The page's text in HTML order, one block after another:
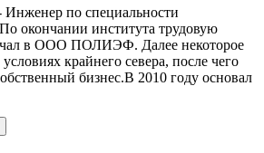
по специальности
окончании института трудовую
в ООО ПОЛИЭФ. Далее некоторое
крайнего севера, после чего
бизнес.В 2010 году основал